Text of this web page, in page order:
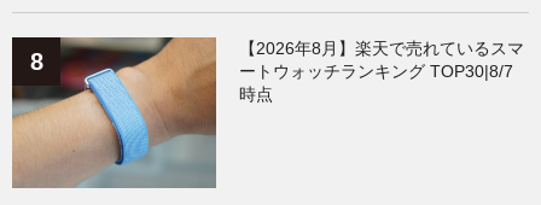
【2026年8月】楽天で売れているスマ
ートウォッチランキング TOP30|8/7
時点